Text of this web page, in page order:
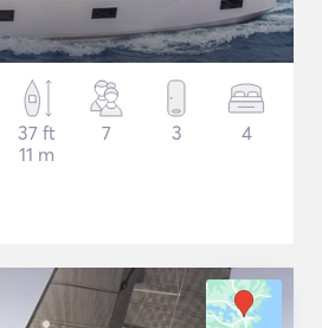
37 ft
11 m
7 3 4